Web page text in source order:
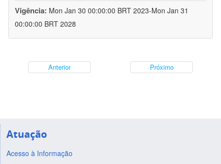
Vigência: Mon Jan 30 00:00:00 BRT 2023-Mon Jan 31
00:00:00 BRT 2028
Anterior Próximo
Atuação
Acesso à Informação